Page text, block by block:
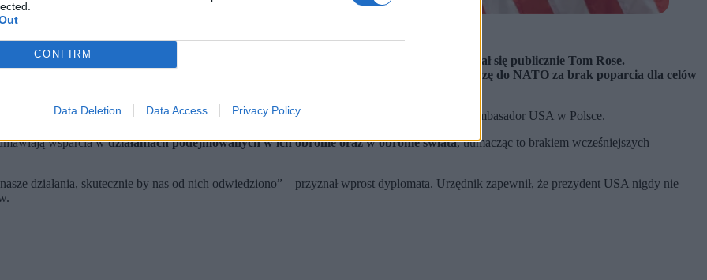
CONFIRM
Data Deletion Data Access Privacy Policy
/ X)
ostatnich wypowiedzi Donalda Trumpa wymierzonych w zachodnich partnerów.
(my – red.) działamy, jesteśmy pouczani. Pytanie tylko: jak długo jeszcze?” – zastanawiał się publicznie Tom Rose.
zwróci się z orędziem do narodu, w którym w zdecydowanych słowach wyrazi swoją odrazę do NATO za brak poparcia dla celów
sytuacja się odwraca?
Już niekoniecznie" – rozpoczął swój obszerny wpis na portalu X ambasador USA w Polsce.
wsparcia wdziałaniach podejmowanych w ich obronie oraz w obronie świata, tłumacząc to brakiem wcześniejszych
działania, skutecznie by nas od nich odwiedziono” – przyznał wprost dyplomata. Urzędnik zapewnił, że prezydent USA nigdy nie